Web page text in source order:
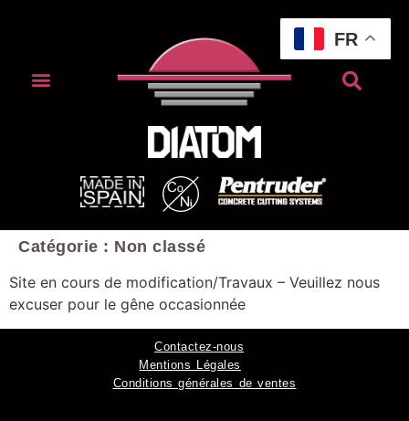
Catégorie : Non classé
Site en cours de modification/Travaux – Veuillez nous
excuser pour le gêne occasionnée
Contactez-nous
Mentions Légales
Conditions générales de ventes
FR